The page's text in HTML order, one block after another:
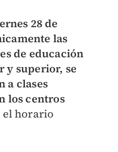
28 de
las
de educación
y superior, se
a clases
los centros
el horario